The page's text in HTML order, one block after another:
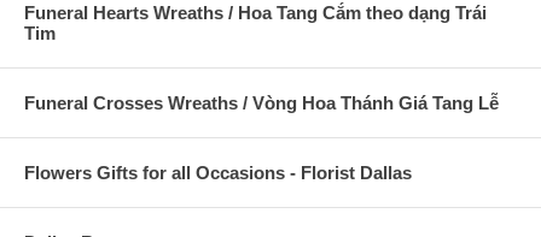
Funeral Hearts Wreaths / Hoa Tang Cắm theo dạng Trái
Tim
Funeral Crosses Wreaths / Vòng Hoa Thánh Giá Tang Lễ
Flowers Gifts for all Occasions - Florist Dallas